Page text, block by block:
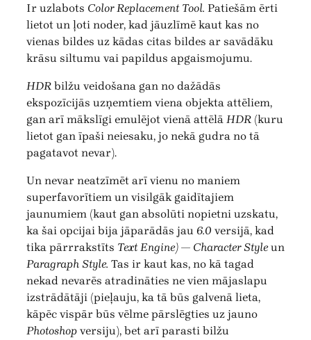
Ir uzlabots Color Replacement Tool. Patiešām ērti
lietot un ļoti noder, kad jāuzlīmē kaut kas no
vienas bildes uz kādas citas bildes ar savādāku
krāsu siltumu vai papildus apgaismojumu.
HDR bilžu veidošana gan no dažādās
ekspozīcijās uzņemtiem viena objekta attēliem,
gan arī mākslīgi emulējot vienā attēlā HDR (kuru
lietot gan īpaši neiesaku, jo nekā gudra no tā
pagatavot nevar).
Un nevar neatzīmēt arī vienu no maniem
superfavorītiem un visilgāk gaidītajiem
jaunumiem (kaut gan absolūti nopietni uzskatu,
ka šai opcijai bija jāparādās jau 6.0 versijā, kad
tika pārrrakstīts Text Engine) — Character Styleun
Paragraph Style. Tas ir kaut kas, no kā tagad
nekad nevarēs atradināties ne vien mājaslapu
izstrādātāji (pieļauju, ka tā būs galvenā lieta,
kāpēc vispār būs vēlme pārslēgties uz jauno
Photoshop versiju), bet arī parasti bilžu